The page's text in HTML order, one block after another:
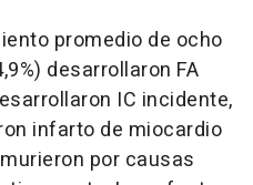
promedio de ocho
desarrollaron FA
IC incidente,
infarto de miocardio
por causas